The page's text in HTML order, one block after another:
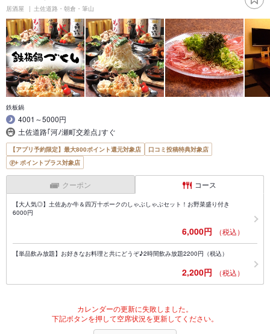
居酒屋 土佐道路・朝倉・筆山
鉄板鍋
4001～5000円
土佐道路｢河ﾉ瀬町交差点｣すぐ
【アプリ予約限定】最大800ポイント還元対象店
口コミ投稿特典対象店
ポイントプラス対象店
クーポン コース
【大人気◎】土佐あか牛＆四万十ポークのしゃぶしゃぶセット！お野菜盛り付き
6000円
6,000円 （税込）
【単品飲み放題】お好きなお料理と共にどうぞ♪2時間飲み放題2200円（税込）
2,200円 （税込）
カレンダーの更新に失敗しました。
下記ボタンを押して空席状況を更新してください。